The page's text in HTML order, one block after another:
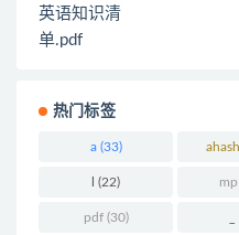
热门标签
a(33)
(22) mp
pdf(30)